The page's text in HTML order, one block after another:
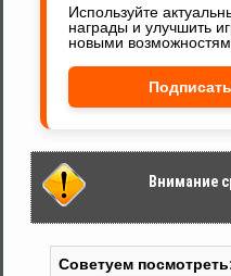
Используйте
награды и улучшить
новыми
Внимание
Советуем